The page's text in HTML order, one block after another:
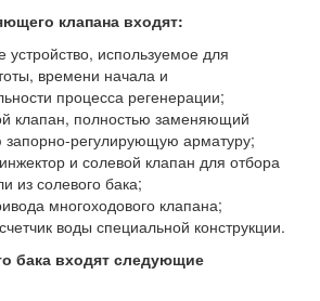
клапана входят:
устройство, используемое для
времени начала и
процесса регенерации;
клапан, полностью заменяющий
запорно-регулирующую арматуру;
и солевой клапан для отбора
из солевого бака;
многоходового клапана;
воды специальной конструкции.
бака входят следующие